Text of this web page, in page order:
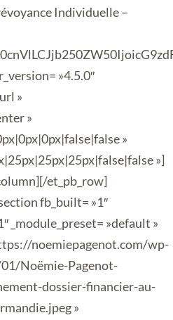
Individuelle –
»4.5.0″
»
»
»
»]
et_pb_row]
fb_built= »1″
_module_preset= »default »
noemiepagenot.com/wp-
Noëmie-Pagenot-
dossier-financier-au-
»